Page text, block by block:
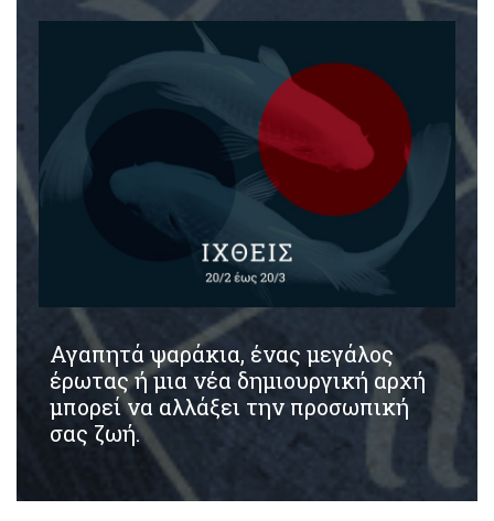
Αγαπητά ψαράκια, ένας μεγάλος
έρωτας ή μια νέα δημιουργική αρχή
μπορεί να αλλάξει την προσωπική
σας ζωή.